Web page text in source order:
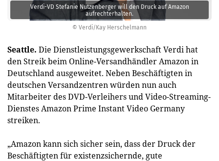
© Verdi/Kay Herschelmann
Verdi-VD Stefanie Nutzenberger will den Druck auf Amazon
aufrechterhalten.
Seattle. Die Dienstleistungsgewerkschaft Verdi hat
den Streik beim Online-Versandhändler Amazon in
Deutschland ausgeweitet. Neben Beschäftigten in
deutschen Versandzentren würden nun auch
Mitarbeiter des DVD-Verleihers und Video-Streaming-
Dienstes Amazon Prime Instant Video Germany
streiken.
„Amazon kann sich sicher sein, dass der Druck der
Beschäftigten für existenzsichernde, gute